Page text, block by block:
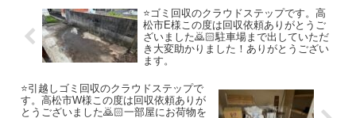
でも1点づつ丁寧に仕分けを行い適切な処理をおこないます。1点か
ら大量の不用品 粗大ゴミまで回収させていただいておりますので、
お気軽にご相談してください。クラウドステップは高松市や香川県全
域の不用品回収、資産整理の事に真剣に取り組んでいます。クラウド
ステップは香川県のお客さんのことを考え安心安全な会社を目指して
います。建物解体のクラウドも運営していますのでどんなご相談でも
幅広く対応出来ますのでよろしくお願いします。
⭐️ゴミ回収のクラウドステップです。高
松市E様この度は回収依頼ありがとうご
ざいました🙇🏻駐車場まで出していただ
き大変助かりました！ありがとうござい
ます。
⭐️引越しゴミ回収のクラウドステップで
す。高松市W様この度は回収依頼ありが
とうございました🙇🏻一部屋にお荷物を